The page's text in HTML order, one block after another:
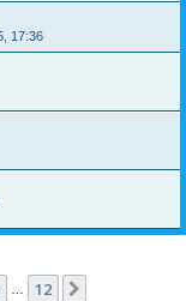
17:36
12